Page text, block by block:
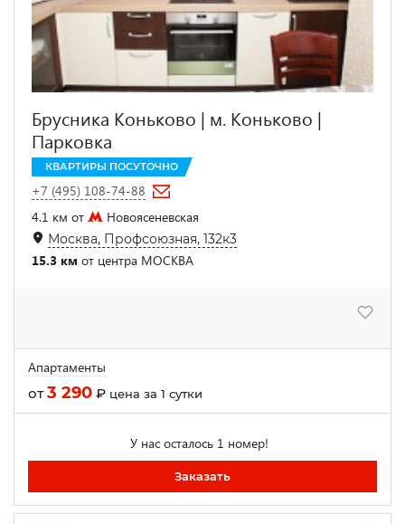
Брусника Коньково | м. Коньково |
Парковка
КВАРТИРЫ ПОСУТОЧНО
+7 (495) 108-74-88
4.1 км от
Новоясеневская
Москва, Профсоюзная, 132к3
15.3 км от центра МОСКВА
Апартаменты
от3 290 ₽ цена за 1 сутки
У нас осталось 1 номер!
Заказать